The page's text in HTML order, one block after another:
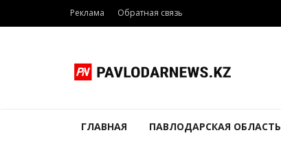
Реклама Обратная связь
ГЛАВНАЯ ПАВЛОДАРСКАЯ ОБЛАСТЬ